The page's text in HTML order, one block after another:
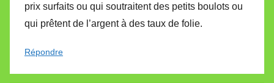
prix surfaits ou qui soutraitent des petits boulots ou
qui prêtent de l’argent à des taux de folie.
Répondre